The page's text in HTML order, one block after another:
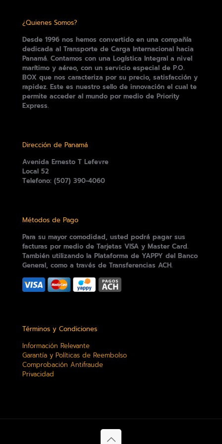
¿Quienes Somos?
Desde 1996 nos hemos convertido en una compañía
dedicada al Transporte de Carga Internacional hacia
Panamá. Contamos con una Logística Integral a nivel
marítimo y aéreo, con un servicio especial de P.O.
BOX que nos caracteriza por su precio, satisfacción y
rapidez. Este es nuestro sello de innovación el cual te
permite acceder al mundo por medio de Priority
Express.
Dirección de Panamá
Avenida Ernesto T Lefevre
Local 52
Telefono: (507) 390-4060
Métodos de Pago
Para su mayor comodidad, usted podrá pagar sus
facturas por medio de Tarjetas VISA y Master Card.
También utilizando la Plataforma de YAPPY del Banco
General, como a través de Transferencias ACH.
Términos y Condiciones
Información Relevante
Garantía y Políticas de Reembolso
Comprobación Antifraude
Privacidad